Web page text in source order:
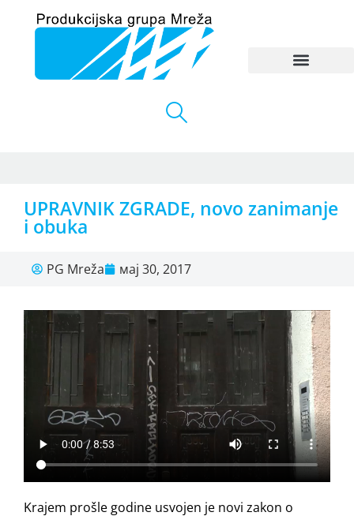
UPRAVNIK ZGRADE, novo zanimanje
i obuka
PG Mreža мај 30, 2017
Krajem prošle godine usvojen je novi zakon o